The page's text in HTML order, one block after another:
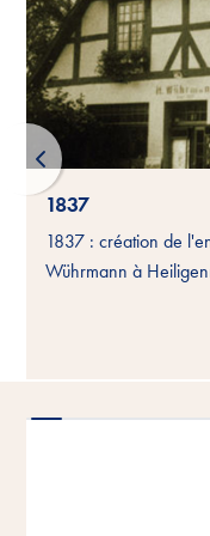
1837
1837 : création de
Wührmann à